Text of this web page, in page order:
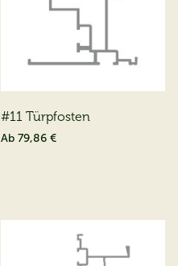
#11 Türpfosten
Ab 79,86 €